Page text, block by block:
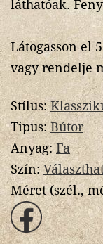
láthatóak.
Látogasson el
vagy rendelje
Stílus:
Tipus:Bútor
Anyag:Fa
Szín:
Méret (szél.,